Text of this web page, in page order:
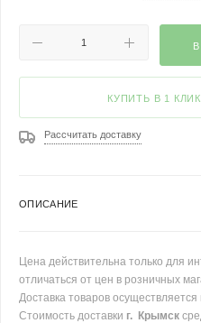
КУПИТЬ В 1 КЛИК
Рассчитать доставку
ОПИСАНИЕ
Цена действительна только для
отличаться от цен в розничных
Доставка товаров осуществляется
Стоимость доставки г. Крымск